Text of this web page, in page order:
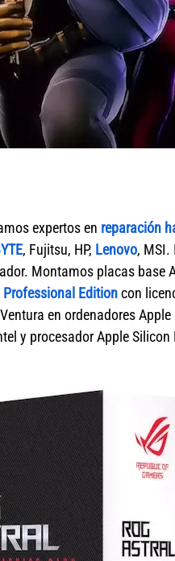
expertos en reparación
, Fujitsu, HP, Lenovo, MSI.
Montamos placas base
Editioncon
en ordenadores
y procesador Apple